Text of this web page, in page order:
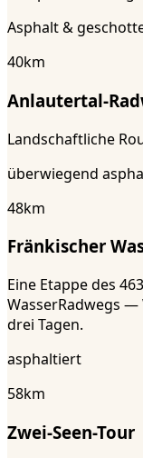
Asphalt &
40km
Anlautertal-
Landschaftliche
überwiegend
48km
Fränkischer
Eine Etappe des
WasserRadwegs
drei Tagen.
asphaltiert
58km
Zwei-Seen-Tour